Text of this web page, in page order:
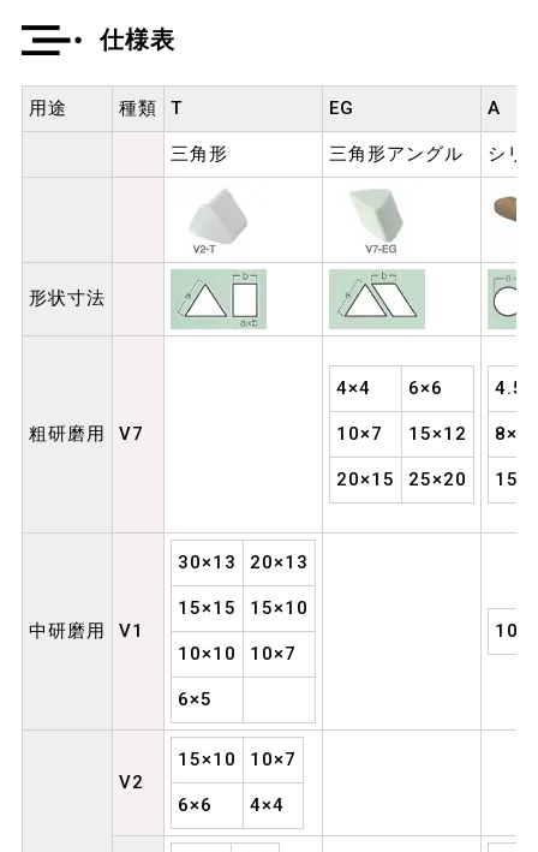
仕様表
用途 種類 T EG A
三角形 三角形アングル シリ
形状寸法
粗研磨用 V7
4×4 6×6
10×7 15×12
20×15 25×20
中研磨用 V1
30×13 20×13
15×15 15×10
10×10 10×7
6×5
V2
15×10 10×7
6×6 4×4